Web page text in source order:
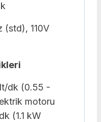
(std), 110V
dk (0.55 -
motoru
(1.1 kW